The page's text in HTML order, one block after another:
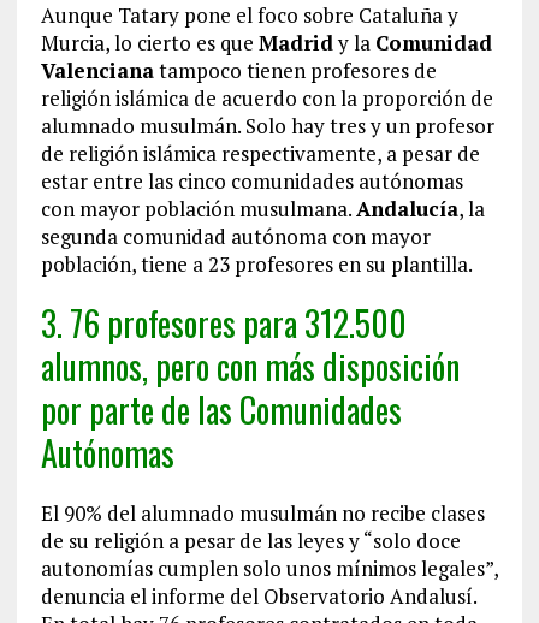
Aunque Tatary pone el foco sobre Cataluña y
Murcia, lo cierto es que Madridy la Comunidad
Valencianatampoco tienen profesores de
religión islámica de acuerdo con la proporción de
alumnado musulmán. Solo hay tres y un profesor
de religión islámica respectivamente, a pesar de
estar entre las cinco comunidades autónomas
con mayor población musulmana.Andalucía, la
segunda comunidad autónoma con mayor
población, tiene a 23 profesores en su plantilla.
3. 76 profesores para 312.500
alumnos, pero con más disposición
por parte de las Comunidades
Autónomas
El 90% del alumnado musulmán no recibe clases
de su religión a pesar de las leyes y “solo doce
autonomías cumplen solo unos mínimos legales”,
denuncia el informe del Observatorio Andalusí.